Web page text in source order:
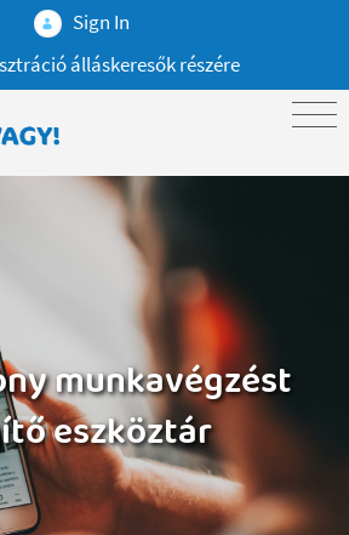
Sign In
álláskeresők részére
munkavégzést
eszköztár